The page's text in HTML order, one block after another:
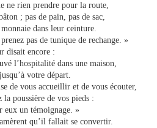
ne rien prendre pour la route,
; pas de pain, pas de sac,
monnaie dans leur ceinture.
pas de tunique de rechange. »
disait encore :
l’hospitalité dans une maison,
votre départ.
de vous accueillir et de vous écouter,
la poussière de vos pieds :
eux un témoignage. »
qu’il fallait se convertir.